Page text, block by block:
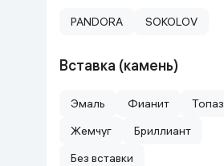
Спортивные товары
Автотовары
Детские товары
PANDORA SOKOLOV
Вставка (камень)
Эмаль Фианит
Топаз
Жемчуг
Бриллиант
Без вставки